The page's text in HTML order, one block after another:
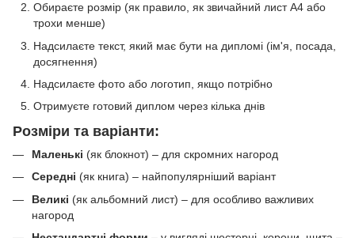
Обираєте розмір (як правило, як звичайний лист А4 або
трохи менше)
Надсилаєте текст, який має бути на дипломі (ім'я, посада,
досягнення)
Надсилаєте фото або логотип, якщо потрібно
Отримуєте готовий диплом через кілька днів
Розміри та варіанти:
Маленькі (як блокнот) – для скромних нагород
Середні (як книга) – найпопулярніший варіант
Великі (як альбомний лист) – для особливо важливих
нагород